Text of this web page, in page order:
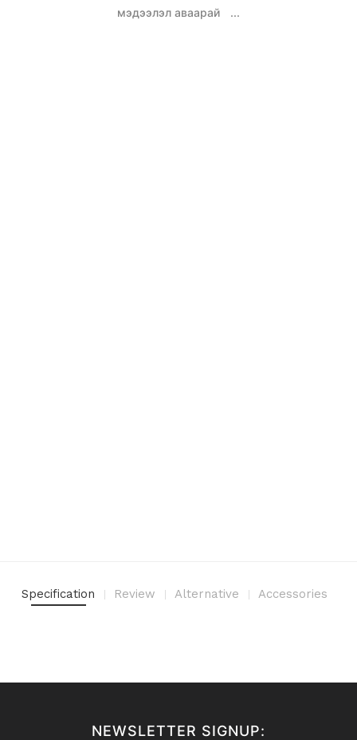
мэдээлэл аваарай ...
Specification Review Alternative Accessories
NEWSLETTER SIGNUP: